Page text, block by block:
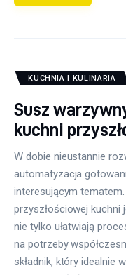
KUCHNIA I KULINARIA
Susz
kuchni
W dobie nieustannie
automatyzacja
interesującym
przyszłościowej kuchni
nie tylko ułatwiają
na potrzeby
składnik, który idealnie